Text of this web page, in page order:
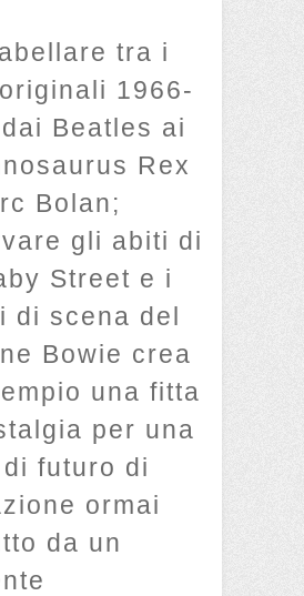
tra i
1966-
Beatles ai
Rex
Bolan;
gli abiti di
Street e i
di scena del
Bowie crea
una fitta
per una
futuro di
ormai
da un